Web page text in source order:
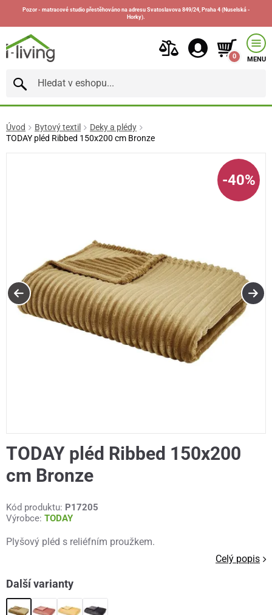
Pozor - matracové studio přestěhováno na adresu Svatoslavova 849/24, Praha 4 (Nuselská -
Horky).
0 MENU
Úvod Bytový textil
Deky a plédy
TODAY pléd Ribbed 150x200 cm Bronze
-40%
TODAY pléd Ribbed 150x200
cm Bronze
Kód produktu: P17205
Výrobce: TODAY
Plyšový pléd s reliéfním proužkem.
Celý popis
Další varianty